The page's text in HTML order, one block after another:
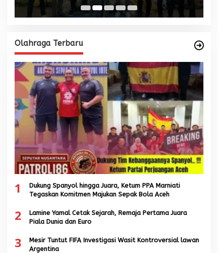
Olahraga Terbaru
1
Dukung Spanyol hingga Juara, Ketum PPA Marniati
Tegaskan Komitmen Majukan Sepak Bola Aceh
2
Lamine Yamal Cetak Sejarah, Remaja Pertama Juara
Piala Dunia dan Euro
3
Mesir Tuntut FIFA Investigasi Wasit Kontroversial lawan
Argentina